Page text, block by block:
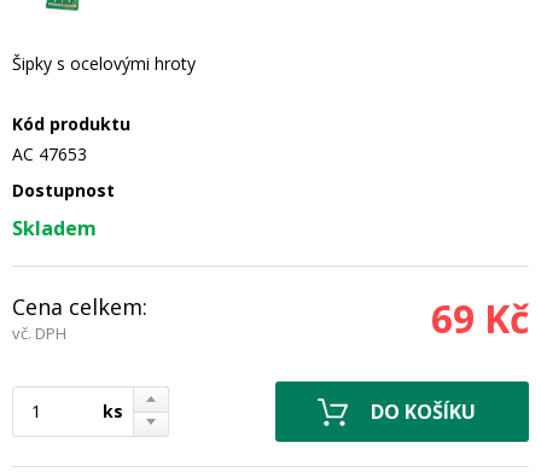
Šipky s ocelovými hroty
Kód produktu
AC 47653
Dostupnost
Skladem
Cena celkem:
vč. DPH 69 Kč
ks